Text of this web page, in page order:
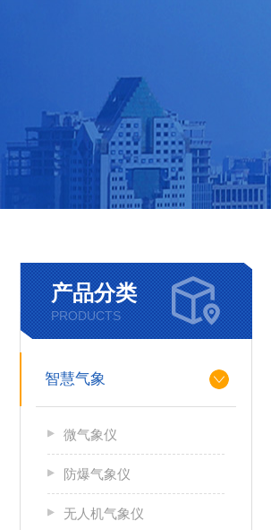
产品分类
PRODUCTS
智慧气象
微气象仪
防爆气象仪
无人机气象仪